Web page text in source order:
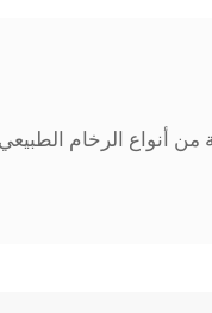
أنواع الرخام